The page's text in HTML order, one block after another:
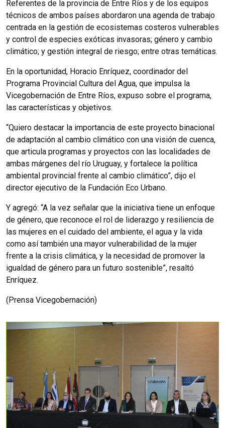
Referentes de la provincia de Entre Ríos y de los equipos
técnicos de ambos países abordaron una agenda de trabajo
centrada en la gestión de ecosistemas costeros vulnerables
y control de especies exóticas invasoras; género y cambio
climático; y gestión integral de riesgo; entre otras temáticas.
En la oportunidad, Horacio Enríquez, coordinador del
Programa Provincial Cultura del Agua, que impulsa la
Vicegobernación de Entre Ríos, expuso sobre el programa,
las características y objetivos.
“Quiero destacar la importancia de este proyecto binacional
de adaptación al cambio climático con una visión de cuenca,
que articula programas y proyectos con las localidades de
ambas márgenes del río Uruguay, y fortalece la política
ambiental provincial frente al cambio climático”, dijo el
director ejecutivo de la Fundación Eco Urbano.
Y agregó: “A la vez señalar que la iniciativa tiene un enfoque
de género, que reconoce el rol de liderazgo y resiliencia de
las mujeres en el cuidado del ambiente, el agua y la vida
como así también una mayor vulnerabilidad de la mujer
frente a la crisis climática, y la necesidad de promover la
igualdad de género para un futuro sostenible”, resaltó
Enríquez.
(Prensa Vicegobernación)